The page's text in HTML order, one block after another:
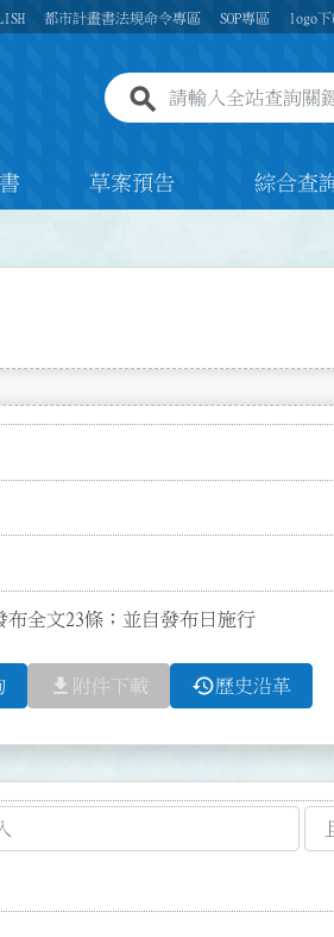
都市計畫書法規命令專區 SOP專區 logo下
全站查詢關鍵字欄位
草案預告 綜合查
布全文23條；並自發布日施行
file_download 附件下載 history歷史沿革